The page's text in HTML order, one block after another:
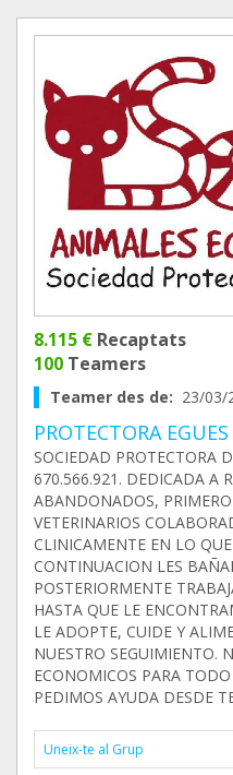
8.115 € Recaptats
100 Teamers
Teamer des de: 23/03/
PROTECTORA
SOCIEDAD PROTECTORA
670.566.921. DEDICADA A
ABANDONADOS,
VETERINARIOS
CLINICAMENTE EN LO
CONTINUACION LES
POSTERIORMENTE
HASTA QUE LE
LE ADOPTE, CUIDE Y
NUESTRO SEGUIMIENTO.
ECONOMICOS PARA
PEDIMOS AYUDA DESDE
Uneix-te al Grup